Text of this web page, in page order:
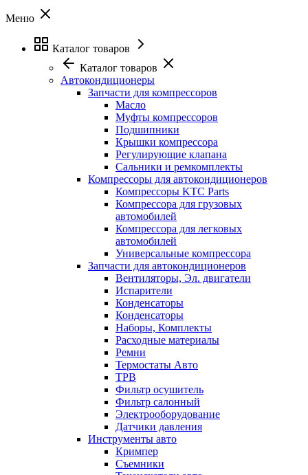
Меню
Каталог товаров
Каталог товаров
Автокондиционеры
Запчасти для компрессоров
Масло
Муфты компрессоров
Подшипники
Крышки компрессора
Регулирующие клапана
Сальники и ремкомплекты
Компрессоры для автокондиционеров
Компрессоры KTC Parts
Компрессора для грузовых
автомобилей
Компрессора для легковых
автомобилей
Универсальные компрессора
Запчасти для автокондиционеров
Вентиляторы, Эл. двигатели
Испарители
Конденсаторы
Конденсаторы
Наборы, Комплекты
Расходные материалы
Ремни
Термостаты Авто
ТРВ
Фильтр осушитель
Фильтр салонный
Электрооборудование
Датчики давления
Инструменты авто
Кримпер
Съемники